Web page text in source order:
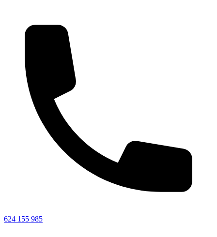
624 155 985